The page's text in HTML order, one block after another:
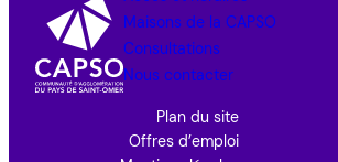
Maisons de la CAPSO
Consultations
Nous contacter
Plan du site
Offres d’emploi